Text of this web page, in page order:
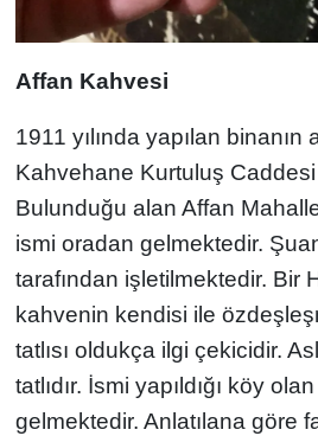
Affan Kahvesi
1911 yılında yapılan binanın
Kahvehane Kurtuluş
Bulunduğu alan Affan
ismi oradan gelmektedir.
tarafından işletilmektedir. Bir
kahvenin kendisi ile
tatlısı oldukça ilgi çekicidir.
tatlıdır. İsmi yapıldığı köy
gelmektedir. Anlatılana göre